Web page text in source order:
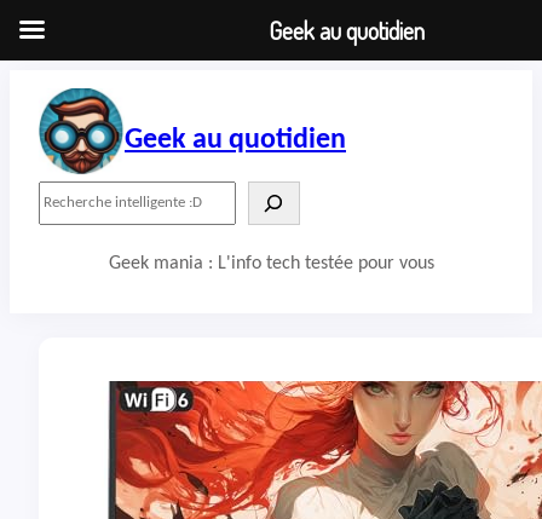
contenu
Geek au quotidien
Geek mania : L'info tech testée pour vous
Geek au quotidien